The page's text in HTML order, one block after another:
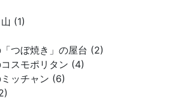
(1)
つぼ焼き」の屋台 (2)
スモポリタン (4)
ッチャン (6)